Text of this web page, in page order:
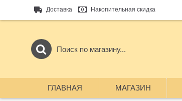
Доставка Накопительная скидка
ГЛАВНАЯ МАГАЗИН